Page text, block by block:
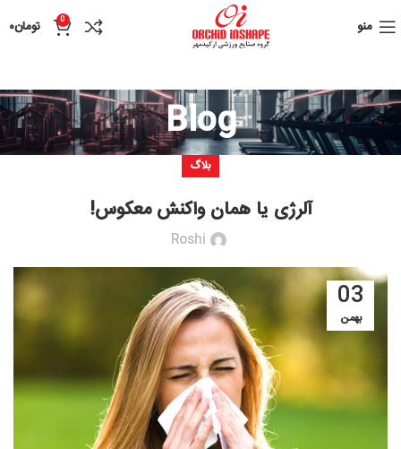
منو 0 تومان۰
Blog
بلاگ
آلرژی یا همان واکنش معکوس!
Roshi
03
بهمن